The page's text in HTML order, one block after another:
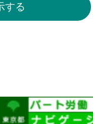
する